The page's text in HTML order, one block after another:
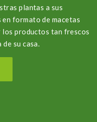
plantas a sus
en formato de macetas
los productos tan frescos
su casa.